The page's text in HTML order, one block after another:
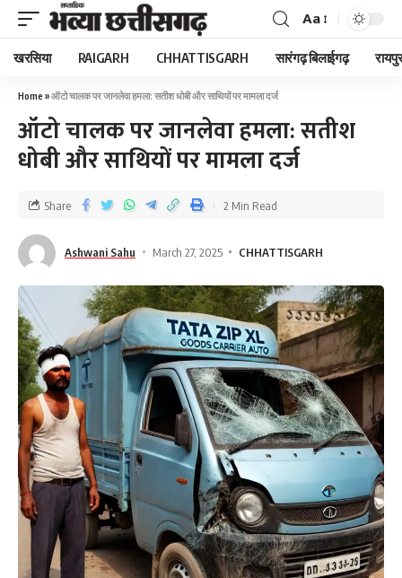
Aa
खरसिया RAIGARH CHHATTISGARH सारंगढ़ बिलाईगढ़
Home »ऑटो चालक पर जानलेवा हमला: सतीश धोबी और साथियों पर मामला दर्ज
ऑटो चालक पर जानलेवा हमला: सतीश
धोबी और साथियों पर मामला दर्ज
Ashwani Sahu March 27, 2025 CHHATTISGARH
Share 2 Min Read